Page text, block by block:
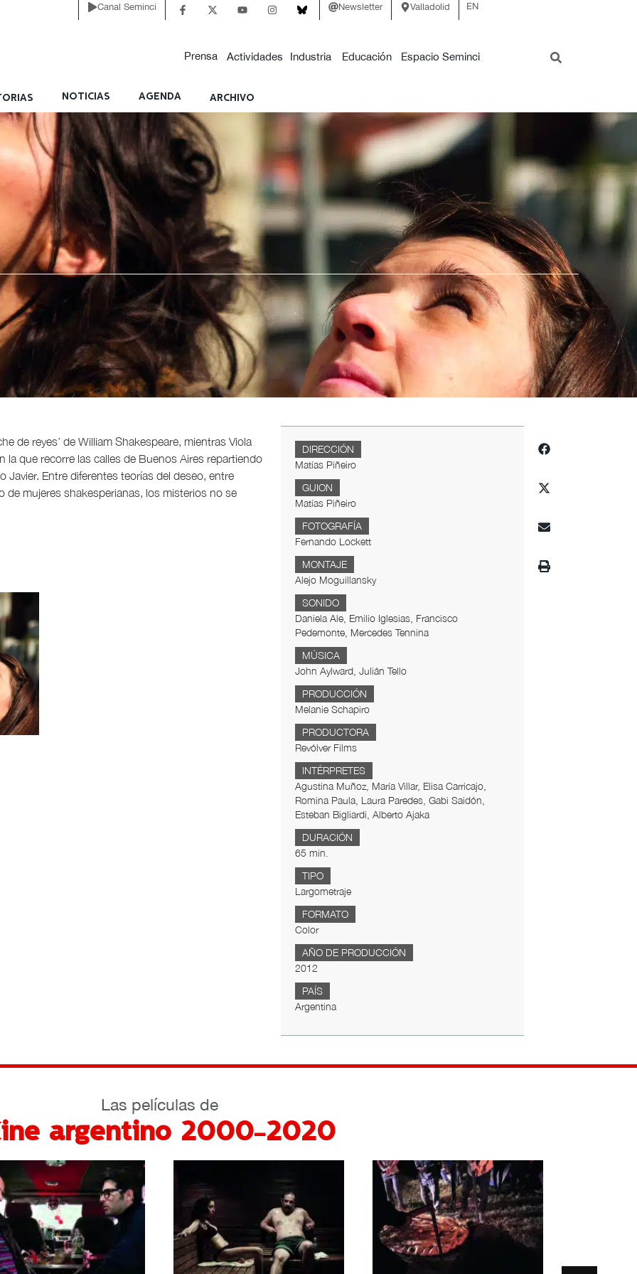
Canal Seminci Newsletter Valladolid EN
Prensa Actividades Industria Educación Espacio Seminci
NOTICIAS AGENDA ARCHIVO
de reyes’ de William Shakespeare, mientras Viola
que recorre las calles de Buenos Aires repartiendo
Javier. Entre diferentes teorías del deseo, entre
mujeres shakesperianas, los misterios no se
DIRECCIÓN
Matías Piñeiro
GUION
Matías Piñeiro
FOTOGRAFÍA
Fernando Lockett
MONTAJE
Alejo Moguillansky
SONIDO
Daniela Ale, Emilio Iglesias, Francisco
Pedemonte, Mercedes Tennina
MÚSICA
John Aylward, Julián Tello
PRODUCCIÓN
Melanie Schapiro
PRODUCTORA
Revólver Films
INTÉRPRETES
Agustina Muñoz, María Villar, Elisa Carricajo,
Romina Paula, Laura Paredes, Gabi Saidón,
Esteban Bigliardi, Alberto Ajaka
DURACIÓN
65 min.
TIPO
Largometraje
FORMATO
Color
AÑO DE PRODUCCIÓN
2012
PAÍS
Argentina
Las películas de
argentino 2000-2020